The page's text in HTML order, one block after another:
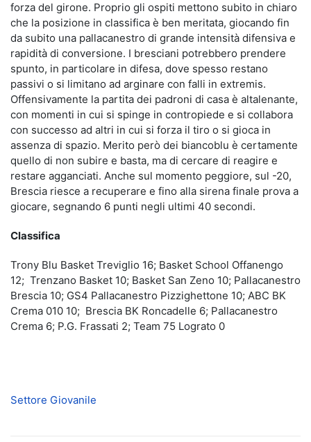
forza del girone. Proprio gli ospiti mettono subito in chiaro
che la posizione in classifica è ben meritata, giocando fin
da subito una pallacanestro di grande intensità difensiva e
rapidità di conversione. I bresciani potrebbero prendere
spunto, in particolare in difesa, dove spesso restano
passivi o si limitano ad arginare con falli in extremis.
Offensivamente la partita dei padroni di casa è altalenante,
con momenti in cui si spinge in contropiede e si collabora
con successo ad altri in cui si forza il tiro o si gioca in
assenza di spazio. Merito però dei biancoblu è certamente
quello di non subire e basta, ma di cercare di reagire e
restare agganciati. Anche sul momento peggiore, sul -20,
Brescia riesce a recuperare e fino alla sirena finale prova a
giocare, segnando 6 punti negli ultimi 40 secondi.
Classifica
Trony Blu Basket Treviglio 16; Basket School Offanengo
12; Trenzano Basket 10; Basket San Zeno 10; Pallacanestro
Brescia 10; GS4 Pallacanestro Pizzighettone 10; ABC BK
Crema 010 10; Brescia BK Roncadelle 6; Pallacanestro
Crema 6; P.G. Frassati 2; Team 75 Lograto 0
Settore Giovanile